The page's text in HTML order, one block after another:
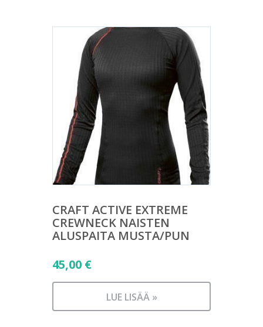
CRAFT ACTIVE EXTREME
CREWNECK NAISTEN
ALUSPAITA MUSTA/PUN
45,00 €
LUE LISÄÄ »